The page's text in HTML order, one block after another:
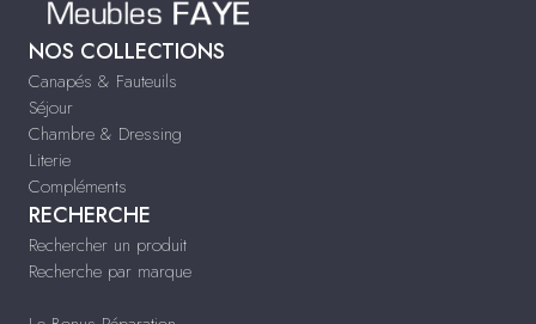
NOS COLLECTIONS
Canapés & Fauteuils
Séjour
Chambre & Dressing
Literie
Compléments
RECHERCHE
Rechercher un produit
Recherche par marque